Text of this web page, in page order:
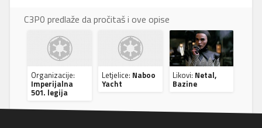
C3P0 predlaže da pročitaš i ove opise
Organizacije:
Imperijalna
501. legija
Letjelice: Naboo
Yacht
Likovi: Netal,
Bazine